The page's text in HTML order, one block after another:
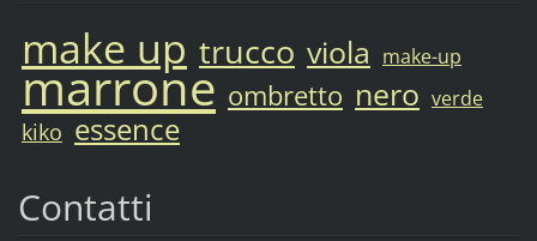
make up trucco viola make-up
marrone ombretto nero verde
kiko essence
Contatti